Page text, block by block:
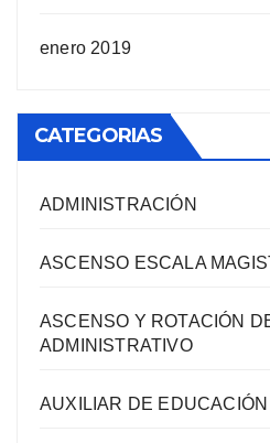
enero 2019
CATEGORIAS
ADMINISTRACIÓN
ASCENSO ESCALA
ASCENSO Y ROTACIÓN
ADMINISTRATIVO
AUXILIAR DE EDUCACIÓN